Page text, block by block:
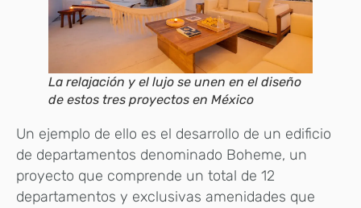
La relajación y el lujo se unen en el diseño
de estos tres proyectos en México
Un ejemplo de ello es el desarrollo de un edificio
de departamentos denominado Boheme, un
proyecto que comprende un total de 12
departamentos y exclusivas amenidades que